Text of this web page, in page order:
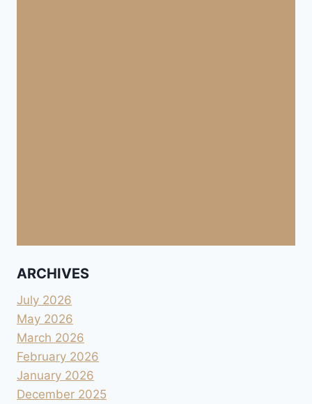
ARCHIVES
July 2026
May 2026
March 2026
February 2026
January 2026
December 2025